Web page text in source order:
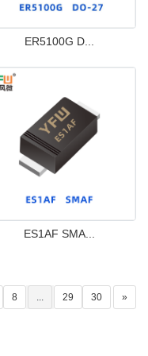
ER5100G D...
ES1AF SMA...
8 29 30 »